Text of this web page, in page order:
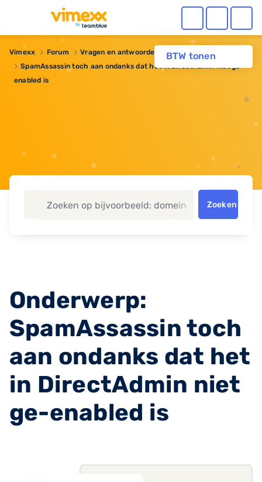
BTW tonen
Vimexx Forum
Vragen en antwoorden
SpamAssassin toch aan ondanks dat het in DirectAdmin niet ge-
enabled is
Zoeken
Onderwerp:
SpamAssassin toch
aan ondanks dat het
in DirectAdmin niet
ge-enabled is